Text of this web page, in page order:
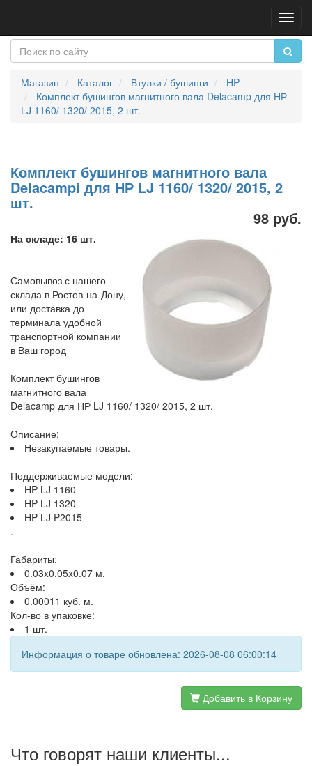
Магазин Каталог Втулки / бушинги
HP
Комплект бушингов магнитного вала Delacamp для НР
LJ 1160/ 1320/ 2015, 2 шт.
Комплект бушингов магнитного вала
Delacampi для НР LJ 1160/ 1320/ 2015, 2
шт.
98 руб.
На складе: 16 шт.
Самовывоз с нашего
склада в Ростов-на-Дону,
или доставка до
терминала удобной
транспортной компании
в Ваш город
Комплект бушингов
магнитного вала
Delacamp для НР LJ 1160/ 1320/ 2015, 2 шт.
Описание:
Незакупаемые товары.
Поддерживаемые модели:
HP LJ 1160
HP LJ 1320
HP LJ P2015
.
Габариты:
0.03x0.05x0.07 м.
Объём:
0.00011 куб. м.
Кол-во в упаковке:
1 шт.
Информация о товаре обновлена: 2026-08-08 06:00:14
Добавить в Корзину
Что говорят наши клиенты...